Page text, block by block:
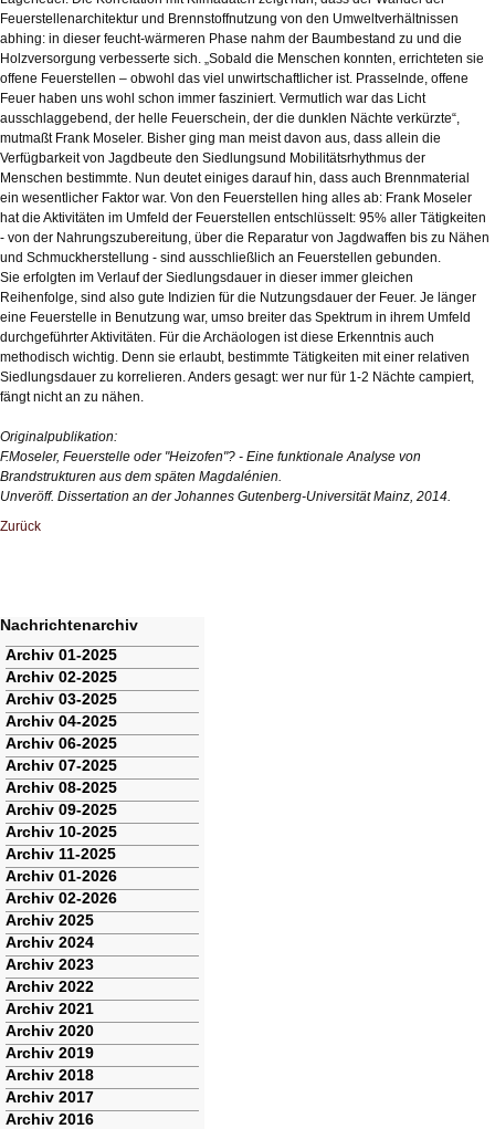
Feuerstellenarchitektur und Brennstoffnutzung von den Umweltverhältnissen
abhing: in dieser feucht-wärmeren Phase nahm der Baumbestand zu und die
Holzversorgung verbesserte sich. „Sobald die Menschen konnten, errichteten sie
offene Feuerstellen – obwohl das viel unwirtschaftlicher ist. Prasselnde, offene
Feuer haben uns wohl schon immer fasziniert. Vermutlich war das Licht
ausschlaggebend, der helle Feuerschein, der die dunklen Nächte verkürzte“,
mutmaßt Frank Moseler. Bisher ging man meist davon aus, dass allein die
Verfügbarkeit von Jagdbeute den Siedlungsund Mobilitätsrhythmus der
Menschen bestimmte. Nun deutet einiges darauf hin, dass auch Brennmaterial
ein wesentlicher Faktor war. Von den Feuerstellen hing alles ab: Frank Moseler
hat die Aktivitäten im Umfeld der Feuerstellen entschlüsselt: 95% aller Tätigkeiten
- von der Nahrungszubereitung, über die Reparatur von Jagdwaffen bis zu Nähen
und Schmuckherstellung - sind ausschließlich an Feuerstellen gebunden.
Sie erfolgten im Verlauf der Siedlungsdauer in dieser immer gleichen
Reihenfolge, sind also gute Indizien für die Nutzungsdauer der Feuer. Je länger
eine Feuerstelle in Benutzung war, umso breiter das Spektrum in ihrem Umfeld
durchgeführter Aktivitäten. Für die Archäologen ist diese Erkenntnis auch
methodisch wichtig. Denn sie erlaubt, bestimmte Tätigkeiten mit einer relativen
Siedlungsdauer zu korrelieren. Anders gesagt: wer nur für 1-2 Nächte campiert,
fängt nicht an zu nähen.
Originalpublikation:
F.Moseler, Feuerstelle oder "Heizofen"? - Eine funktionale Analyse von
Brandstrukturen aus dem späten Magdalénien.
Unveröff. Dissertation an der Johannes Gutenberg-Universität Mainz, 2014.
Zurück
Nachrichtenarchiv
Navigation
überspringen
Archiv 01-2025
Archiv 02-2025
Archiv 03-2025
Archiv 04-2025
Archiv 06-2025
Archiv 07-2025
Archiv 08-2025
Archiv 09-2025
Archiv 10-2025
Archiv 11-2025
Archiv 01-2026
Archiv 02-2026
Archiv 2025
Archiv 2024
Archiv 2023
Archiv 2022
Archiv 2021
Archiv 2020
Archiv 2019
Archiv 2018
Archiv 2017
Archiv 2016